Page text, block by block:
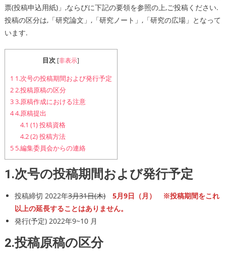
票(投稿申込用紙)」,ならびに下記の要領を参照の上,ご投稿ください.
投稿の区分は,「研究論文」,「研究ノート」,「研究の広場」となって
います.
目次 [非表示]
1 1.次号の投稿期間および発行予定
22.投稿原稿の区分
33.原稿作成における注意
44.原稿提出
4.1 (1) 投稿資格
4.2(2) 投稿方法
55.編集委員会からの連絡
1.次号の投稿期間および発行予定
投稿締切 2022年3月31日(木)
5月9日（月） ※投稿期間をこれ
以上の延長することはありません。
発行(予定) 2022年9~10 月
2.投稿原稿の区分